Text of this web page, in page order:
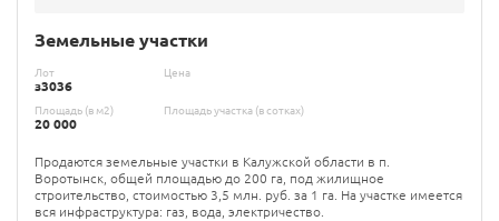
Земельные участки
Лот
з3036
Цена
Площадь (в м2)
20 000
Площадь участка (в сотках)
Продаются земельные участки в Калужской области в п.
Воротынск, общей площадью до 200 га, под жилищное
строительство, стоимостью 3,5 млн. руб. за 1 га. На участке имеется
вся инфраструктура: газ, вода, электричество.